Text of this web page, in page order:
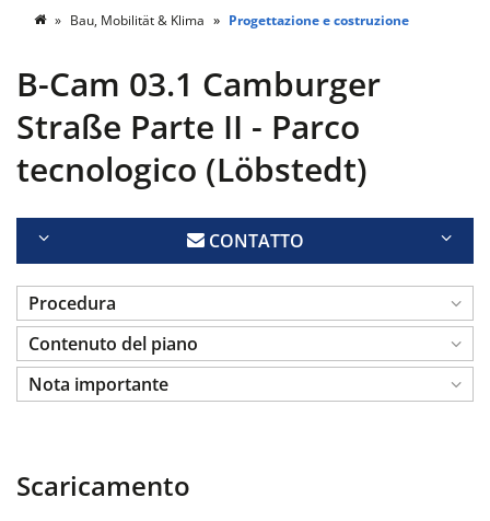
Bau, Mobilität & Klima Progettazione e costruzione
B-Cam 03.1 Camburger
Straße Parte II - Parco
tecnologico (Löbstedt)
CONTATTO
Procedura
Contenuto del piano
Nota importante
Scaricamento